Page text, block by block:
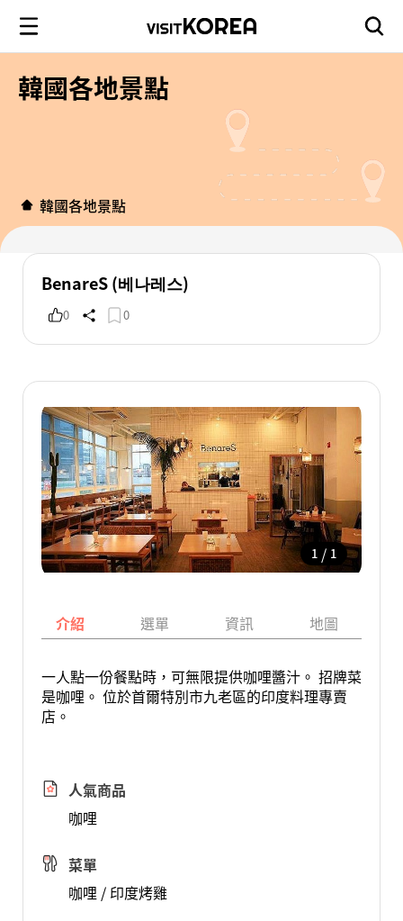
韓國各地景點
韓國各地景點
BenareS (베나레스)
0 0
1 / 1
介紹 選單 資訊 地圖
一人點一份餐點時，可無限提供咖哩醬汁。 招牌菜
是咖哩。 位於首爾特別市九老區的印度料理專賣
店。
人氣商品
咖哩
菜單
咖哩 / 印度烤雞